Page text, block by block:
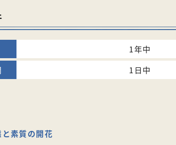
1年中
1日中
素質の開花